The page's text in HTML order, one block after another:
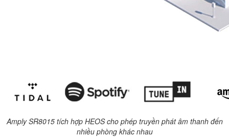
Amply SR8015 tích hợp HEOS cho phép truyền phát âm thanh đến
nhiều phòng khác nhau